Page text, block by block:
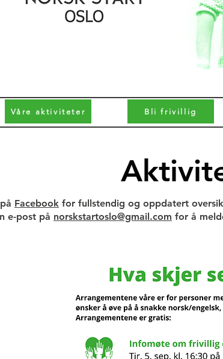
Våre aktiviteter Bli frivillig
Facebook for fullstendig og oppdatert
e-post på norskstartoslo@gmail.com for å